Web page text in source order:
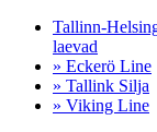
Tallinn-
laevad
» Eckerö Line
» Tallink Silja
» Viking Line